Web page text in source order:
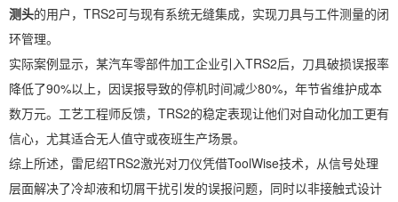
测头的用户，TRS2可与现有系统无缝集成，实现刀具与工件测量的闭
环管理。
实际案例显示，某汽车零部件加工企业引入TRS2后，刀具破损误报率
降低了90%以上，因误报导致的停机时间减少80%，年节省维护成本
数万元。工艺工程师反馈，TRS2的稳定表现让他们对自动化加工更有
信心，尤其适合无人值守或夜班生产场景。
综上所述，雷尼绍TRS2激光对刀仪凭借ToolWise技术，从信号处理
层面解决了冷却液和切屑干扰引发的误报问题，同时以非接触式设计